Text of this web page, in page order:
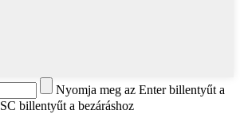
Nyomja meg az Enter billentyűt a
billentyűt a bezáráshoz